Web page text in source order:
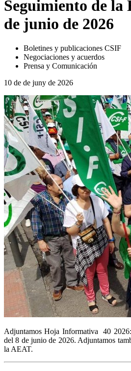
Seguimiento de la
de junio de 2026
Boletines y publicaciones CSIF
Negociaciones y acuerdos
Prensa y Comunicación
10 de de juny de 2026
Adjuntamos Hoja Informativa 40
del 8 de junio de 2026. Adjuntamos
la AEAT.